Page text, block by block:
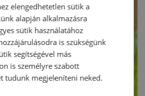
elengedhetetlen sütik a
alapján alkalmazásra
sütik használatához
is szükségünk
segítségével más
is személyre szabott
tudunk megjeleníteni neked.